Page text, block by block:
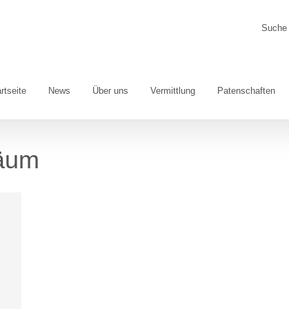
News Über uns Vermittlung Patenschaften